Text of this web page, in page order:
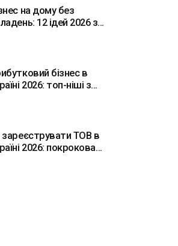
на дому без
12 ідей 2026 з
бізнес в
2026: топ-ніші з
зареєструвати ТОВ в
2026: покрокова